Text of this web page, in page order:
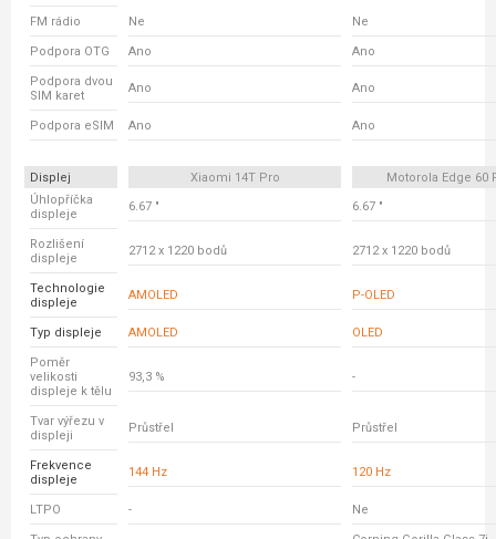
FM rádio Ne Ne
Podpora OTG Ano Ano
Podpora dvou
SIM karet
Ano Ano
Podpora eSIM Ano Ano
Displej Xiaomi 14T Pro
Motorola Edge 60
Úhlopříčka
displeje
6.67 " 6.67 "
Rozlišení
displeje
2712 x 1220 bodů 2712 x 1220 bodů
Technologie
displeje
AMOLED P-OLED
Typ displeje AMOLED OLED
Poměr
velikosti
displeje k tělu
93,3 % -
Tvar výřezu v
displeji
Průstřel Průstřel
Frekvence
displeje
144 Hz 120 Hz
LTPO - Ne